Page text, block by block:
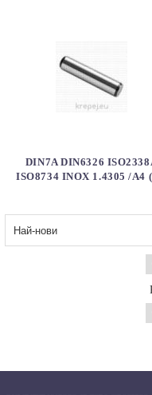
DIN7A DIN6326
ISO8734 INOX 1.4305 /A4